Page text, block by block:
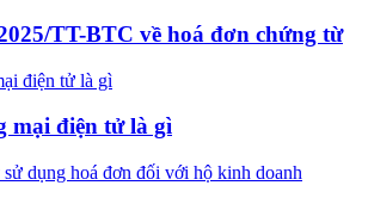
TT-BTC về hoá đơn chứng từ
mại điện tử là gì